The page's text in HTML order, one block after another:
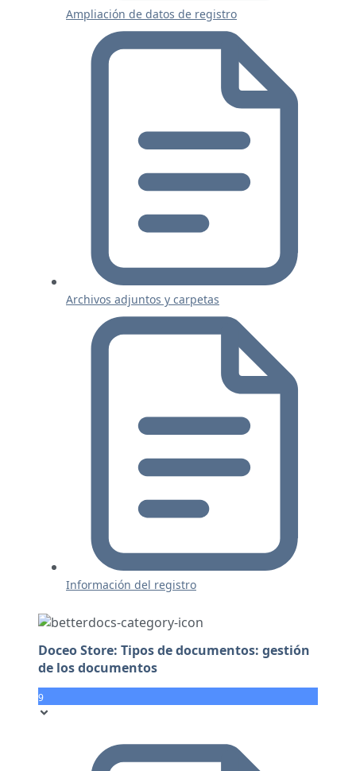
Ampliación de datos de registro
Archivos adjuntos y carpetas
Información del registro
Doceo Store: Tipos de documentos: gestión
de los documentos
9